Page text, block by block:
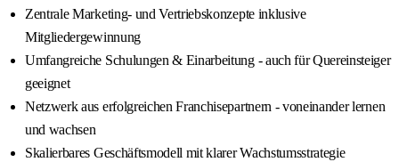
Zentrale Marketing- und Vertriebskonzepte inklusive
Mitgliedergewinnung
Umfangreiche Schulungen & Einarbeitung - auch für Quereinsteiger
geeignet
Netzwerk aus erfolgreichen Franchisepartnern - voneinander lernen
und wachsen
Skalierbares Geschäftsmodell mit klarer Wachstumsstrategie